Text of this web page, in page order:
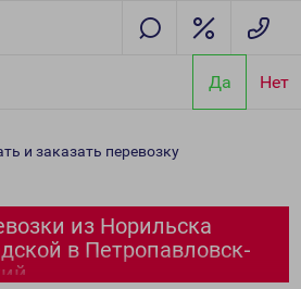
Да Нет
Камчатский
и заказать перевозку
из Норильска
в Петропавловск-